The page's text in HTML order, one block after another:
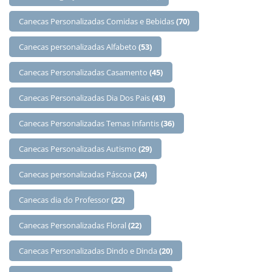
Canecas Personalizadas Comidas e Bebidas(70)
Canecas personalizadas Alfabeto (53)
Canecas Personalizadas Casamento (45)
Canecas Personalizadas Dia Dos Pais(43)
Canecas Personalizadas Temas Infantis(36)
Canecas Personalizadas Autismo (29)
Canecas personalizadas Páscoa (24)
Canecas dia do Professor(22)
Canecas Personalizadas Floral (22)
Canecas Personalizadas Dindo e Dinda (20)